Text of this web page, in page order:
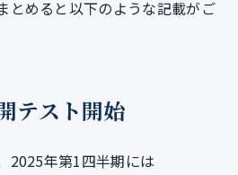
とめると以下のような記載がご
テスト開始
2025年第1四半期には